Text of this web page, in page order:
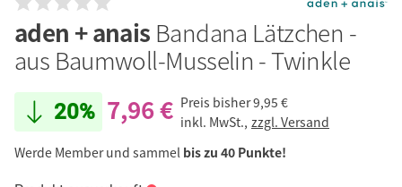
aden + anais Bandana Lätzchen -
aus Baumwoll-Musselin - Twinkle
20% 7,96 € Preis bisher9,95 €
inkl. MwSt., zzgl. Versand
Werde Member und sammel bis zu 40 Punkte!